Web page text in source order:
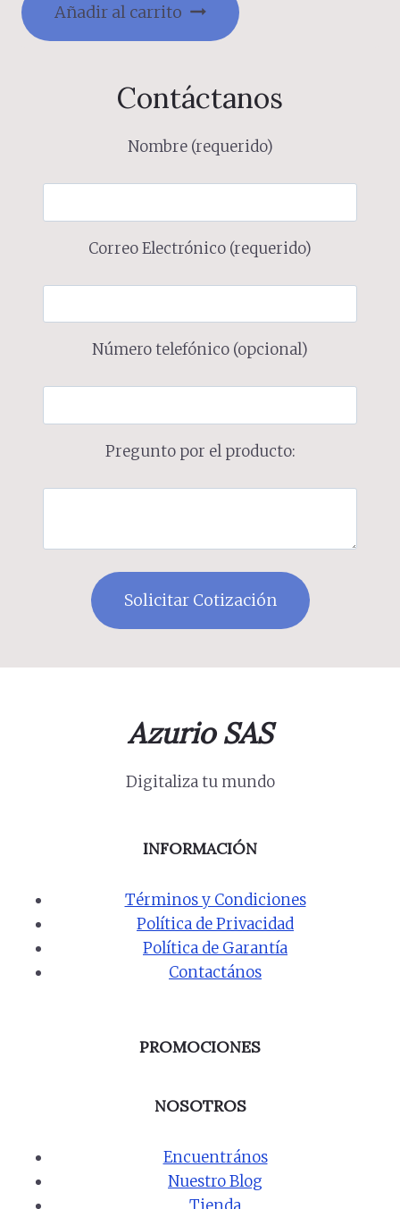
Añadir al carrito
Contáctanos
Nombre (requerido)
Correo Electrónico (requerido)
Número telefónico (opcional)
Pregunto por el producto:
Azurio SAS
Digitaliza tu mundo
INFORMACIÓN
Términos y Condiciones
Política de Privacidad
Política de Garantía
Contactános
PROMOCIONES
NOSOTROS
Encuentrános
Nuestro Blog